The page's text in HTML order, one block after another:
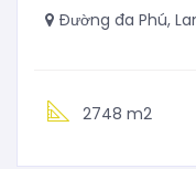
Đường đa Phú,
2748 m2